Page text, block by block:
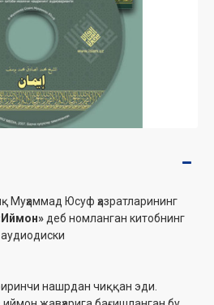
Муҳаммад Юсуф ҳазратларининг
деб номланган китобнинг
аудиодиски
нашрдан чиққан эди.